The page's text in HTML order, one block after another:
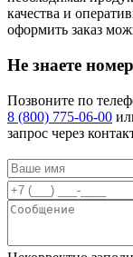
качества и
оформить заказ
Не знаете
Позвоните по
8 (800) 775-06-00
запрос через